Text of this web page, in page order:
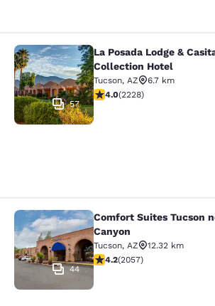
La Posada Lodge &
57
La Posada Lodge &
Collection Hotel
Tucson, AZ
6.7 km
calificación de 3.98 estrellas.
4.0(2228)
Comfort Suites Tucson
44
Comfort Suites Tucson
Canyon
Tucson, AZ
12.32 km
calificación de 4.16 estrellas.
4.2(2057)